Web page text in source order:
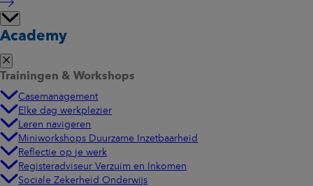
Academy
Trainingen & Workshops
Casemanagement
Elke dag werkplezier
Leren navigeren
Miniworkshops Duurzame Inzetbaarheid
Reflectie op je werk
Registeradviseur Verzuim en Inkomen
Sociale Zekerheid Onderwijs